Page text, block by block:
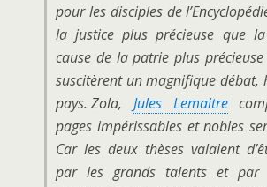
pour les disciples de
la justice plus précieuse que
cause de la patrie plus
suscitèrent un magnifique débat,
pays. Zola, Jules Lemaitre
pages impérissables et nobles
Car les deux thèses valaient
par les grands talents et par